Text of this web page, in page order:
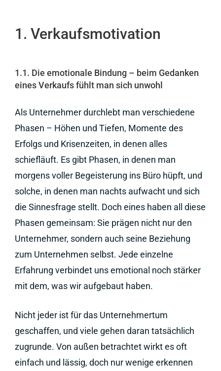
1. Verkaufsmotivation
1.1. Die emotionale Bindung – beim Gedanken
eines Verkaufs fühlt man sich unwohl
Als Unternehmer durchlebt man verschiedene
Phasen – Höhen und Tiefen, Momente des
Erfolgs und Krisenzeiten, in denen alles
schiefläuft. Es gibt Phasen, in denen man
morgens voller Begeisterung ins Büro hüpft, und
solche, in denen man nachts aufwacht und sich
die Sinnesfrage stellt. Doch eines haben all diese
Phasen gemeinsam: Sie prägen nicht nur den
Unternehmer, sondern auch seine Beziehung
zum Unternehmen selbst. Jede einzelne
Erfahrung verbindet uns emotional noch stärker
mit dem, was wir aufgebaut haben.
Nicht jeder ist für das Unternehmertum
geschaffen, und viele gehen daran tatsächlich
zugrunde. Von außen betrachtet wirkt es oft
einfach und lässig, doch nur wenige erkennen